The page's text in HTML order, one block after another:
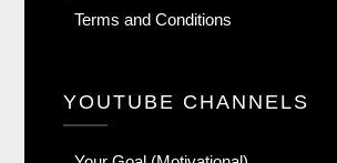
Terms and Conditions
YOUTUBE CHANNELS